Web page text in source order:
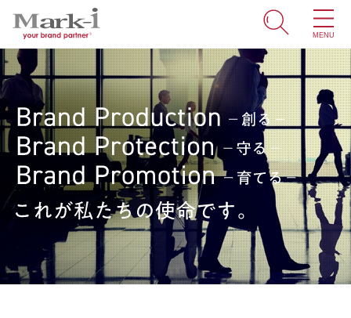
MENU
ホーム
サービス
取引事例
商標・ブランドの豆知識
知財情報
企業情報